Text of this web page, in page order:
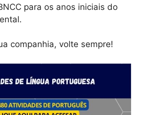
para os anos iniciais do
companhia, volte sempre!